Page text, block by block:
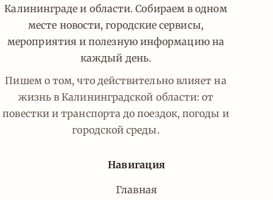
Калининграде и области. Собираем в одном
месте новости, городские сервисы,
мероприятия и полезную информацию на
каждый день.
Пишем о том, что действительно влияет на
жизнь в Калининградской области: от
повестки и транспорта до поездок, погоды и
городской среды.
Навигация
Главная